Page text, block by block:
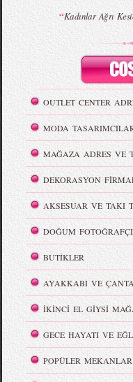
“Kadınlar Ağrı
OUTLET CENTER
MODA
MAĞAZA ADRES VE
DEKORASYON
AKSESUAR VE TAKI
DOĞUM
BUTİKLER
AYAKKABI VE
İKİNCİ EL GİYSİ
GECE HAYATI VE
POPÜLER